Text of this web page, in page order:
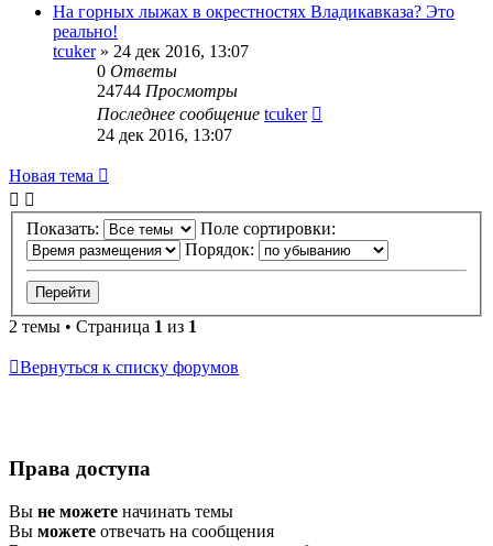
На горных лыжах в окрестностях Владикавказа? Это
реально!
tcuker» 24 дек 2016, 13:07
0 Ответы
24744 Просмотры
Последнее сообщение tcuker
24 дек 2016, 13:07
Новая тема
Показать:
Поле сортировки:
Порядок:
2 темы • Страница 1 из 1
Вернуться к списку форумов
Права доступа
Вы не можете начинать темы
Вы можете отвечать на сообщения